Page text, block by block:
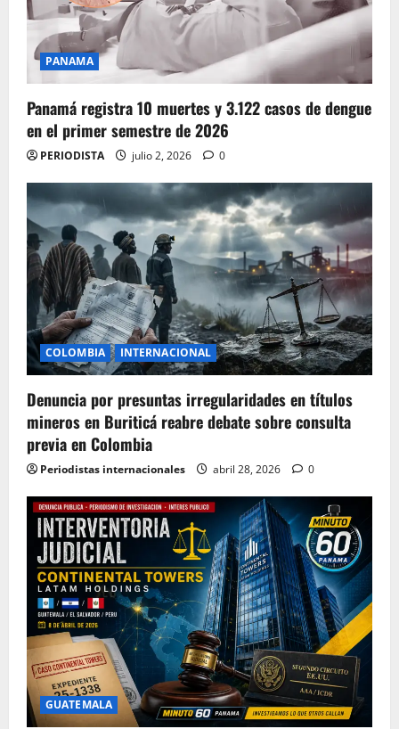
PANAMA
Panamá registra 10 muertes y 3.122 casos de dengue
en el primer semestre de 2026
PERIODISTA julio 2, 2026 0
COLOMBIA INTERNACIONAL
Denuncia por presuntas irregularidades en títulos
mineros en Buriticá reabre debate sobre consulta
previa en Colombia
Periodistas internacionales abril 28, 2026 0
GUATEMALA